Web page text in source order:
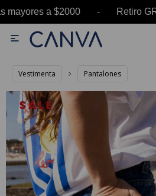
mayores a $2000 - Retiro

Vestimenta Pantalones